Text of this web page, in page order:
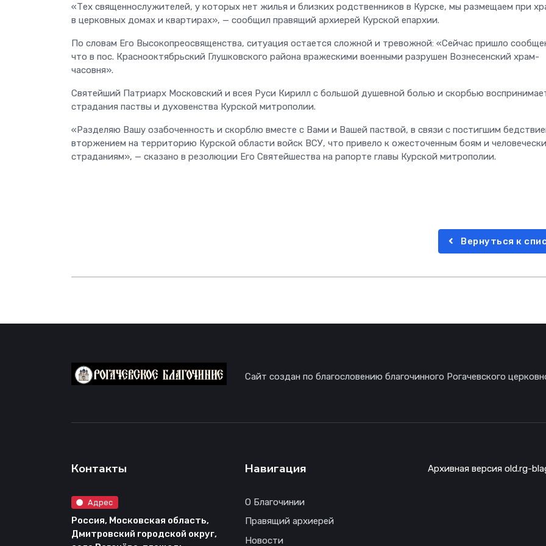
«Тех священнослужителей, у которых нет жилья и близких родственников в Курске, мы размещаем при
в церковных домах и квартирах», — сообщил правящий архиерей Курской епархии.
По словам Его Высокопреосвященства, ситуация остается сложной и тревожной: «Сейчас пришло
что в пос. Краснооктябрьский Глушковского района вражескими военными разрушен Вознесенский храм-
часовня».
Святейший Патриарх Московский и всея Руси Кирилл с большой душевной болью и скорбью
страдания паствы и духовенства Курской митрополии.
«Разделяю Вашу озабоченность и скорблю вместе с Вами и Вашей паствой, в связи с постигшим
вторжением на территорию Курской области войск ВСУ, что привело к ожесточенным боям и
страданиям», — сказано в резолюции Его Святейшества на рапорте главы Курской митрополии.
Вернуться к
Сайт создан по благословению благочинного Рогачевского
Контакты
Адрес
Россия, Московская область,
Дмитровский городской округ,
Навигация
О Благочинии
Правящий архиерей
Новости
Архивная версия old.rg-